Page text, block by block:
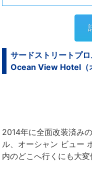
サードストリートプ
Ocean View Hotel（
2014年に全面改装済み
ル、オーシャン ビュー
内のどこへ行くにも大変